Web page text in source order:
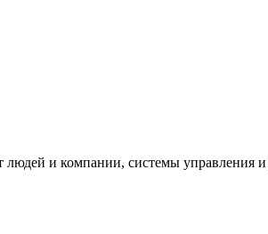
и компании, системы управления